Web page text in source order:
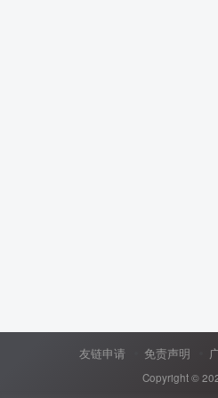
友链申请 免责声明
Copyright ©